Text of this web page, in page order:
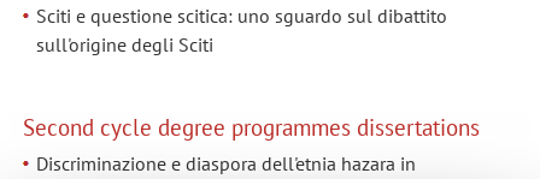
Sciti e questione scitica: uno sguardo sul dibattito
sull'origine degli Sciti
Second cycle degree programmes dissertations
Discriminazione e diaspora dell'etnia hazara in